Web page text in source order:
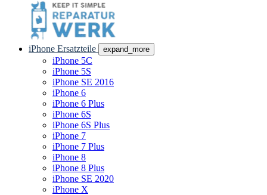
iPhone Ersatzteile expand_more
iPhone 5C
iPhone 5S
iPhone SE 2016
iPhone 6
iPhone 6 Plus
iPhone 6S
iPhone 6S Plus
iPhone 7
iPhone 7 Plus
iPhone 8
iPhone 8 Plus
iPhone SE 2020
iPhone X